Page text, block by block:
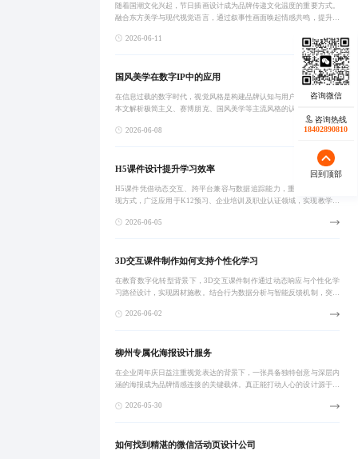
随着国潮文化兴起，节日插画设计成为品牌传递文化温度的重要方式。
融合东方美学与现代视觉语言，通过叙事性画面唤起情感共鸣，提升用
径，并提供可执
2026-06-11
国风美学在数字IP中的应用
在信息过载的数字时代，视觉风格是构建品牌认知与用户连接的核心。
本文解析极简主义、赛博朋克、国风美学等主流风格的认知逻辑与落地
路径，强调风格需匹配品牌定位与用户画像，避免同质化与文化误读，
助力企业实现从
2026-06-08
H5课件设计提升学习效率
H5课件凭借动态交互、跨平台兼容与数据追踪能力，重塑教育内容呈
现方式，广泛应用于K12预习、企业培训及职业认证领域，实现教学效
化，显著提高
2026-06-05
3D交互课件制作如何支持个性化学习
在教育数字化转型背景下，3D交互课件制作通过动态响应与个性化学
习路径设计，实现因材施教。结合行为数据分析与智能反馈机制，突破
学、医学、工程等
2026-06-02
柳州专属化海报设计服务
在企业周年庆日益注重视觉表达的背景下，一张具备独特创意与深层内
涵的海报成为品牌情感连接的关键载体。真正能打动人心的设计源于对
年庆海报设计公
2026-05-30
如何找到精湛的微信活动页设计公司
咨询热线
18402890810
回到顶部